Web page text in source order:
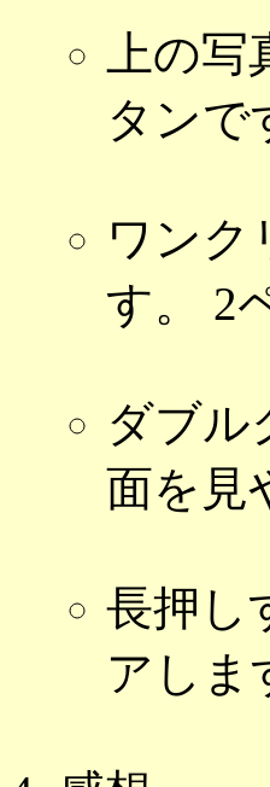
上の
タンで
ワンク
す。 2
ダブル
面を見
長押し
アしま